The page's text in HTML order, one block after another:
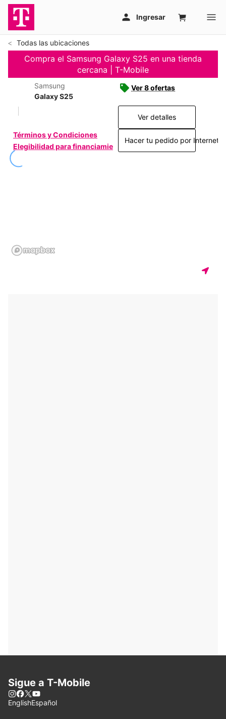
Todas las ubicaciones
Compra el Samsung Galaxy S25 en una tienda
cercana | T-Mobile
Samsung
Galaxy S25
Términos y Condiciones
Elegibilidad para financiamiento
Ver 8 ofertas
Ver detalles
Hacer tu pedido por Internet >